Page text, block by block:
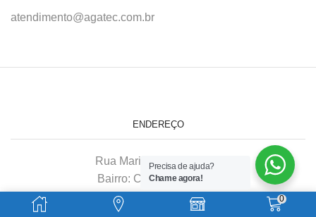
atendimento@agatec.com.br
ENDEREÇO
Rua Maria Afonso, 166-A
Bairro: Chácara Mafalda
São Paulo–SP
CEP: 03370-020
0
Precisa de ajuda?
Chame agora!